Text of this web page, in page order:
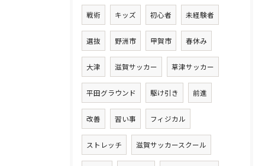
戦術 キッズ 初心者 未経験者
選抜 野洲市 甲賀市 春休み
大津 滋賀サッカー 草津サッカー
平田グラウンド 駆け引き 前進
改善 習い事 フィジカル
ストレッチ 滋賀サッカースクール